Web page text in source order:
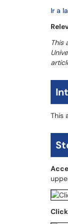
Ir a
This
This
Click